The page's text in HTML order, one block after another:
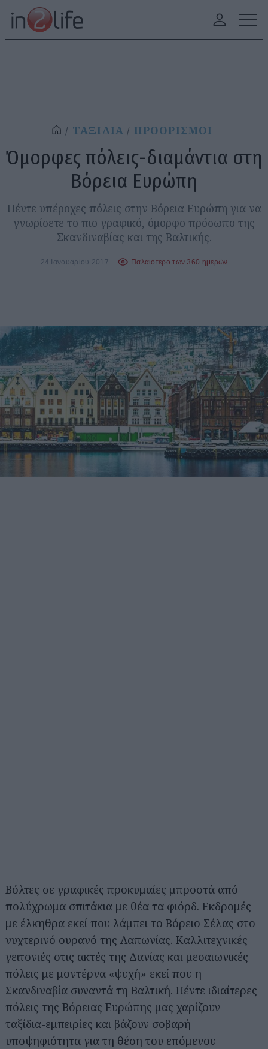
ΤΑΞΙΔΙΑ ΠΡΟΟΡΙΣΜΟΙ
Όμορφες πόλεις-διαμάντια στη
Βόρεια Ευρώπη
Πέντε υπέροχες πόλεις στην Βόρεια Ευρώπη για να
γνωρίσετε το πιο γραφικό, όμορφο πρόσωπο της
Σκανδιναβίας και της Βαλτικής.
24 Ιανουαρίου 2017 Παλαιότερο των 360 ημερών
Βόλτες σε γραφικές προκυμαίες μπροστά από
πολύχρωμα σπιτάκια με θέα τα φιόρδ. Εκδρομές
με έλκηθρα εκεί που λάμπει το Βόρειο Σέλας στο
νυχτερινό ουρανό της Λαπωνίας. Καλλιτεχνικές
γειτονιές στις ακτές της Δανίας και μεσαιωνικές
πόλεις με μοντέρνα «ψυχή» εκεί που η
Σκανδιναβία συναντά τη Βαλτική. Πέντε ιδιαίτερες
πόλεις της Βόρειας Ευρώπης μας χαρίζουν
ταξίδια-εμπειρίες και βάζουν σοβαρή
υποψηφιότητα για τη θέση του επόμενου